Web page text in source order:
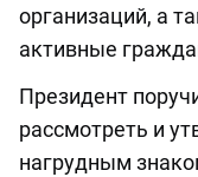
организаций, а
активные
Президент
рассмотреть и
нагрудным